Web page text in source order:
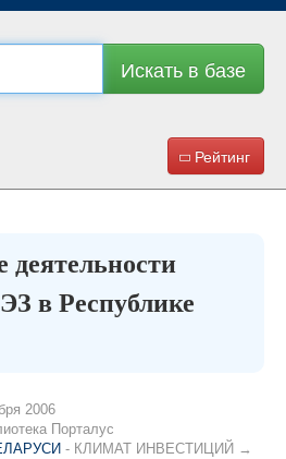
Искать в базе
Рейтинг
в Республике
2006
Порталус
- КЛИМАТ ИНВЕСТИЦИЙ →